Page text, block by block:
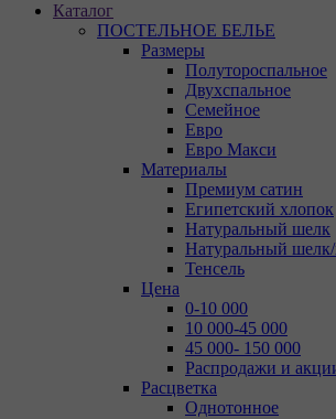
Каталог
ПОСТЕЛЬНОЕ БЕЛЬЕ
Размеры
Полутороспальное
Двухспальное
Семейное
Евро
Евро Макси
Материалы
Премиум сатин
Египетский хлопок
Натуральный шелк
Натуральный
Тенсель
Цена
0-10 000
10 000-45 000
45 000- 150 000
Распродажи и
Расцветка
Однотонное